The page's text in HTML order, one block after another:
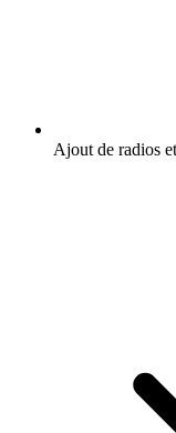
Ajout de radios